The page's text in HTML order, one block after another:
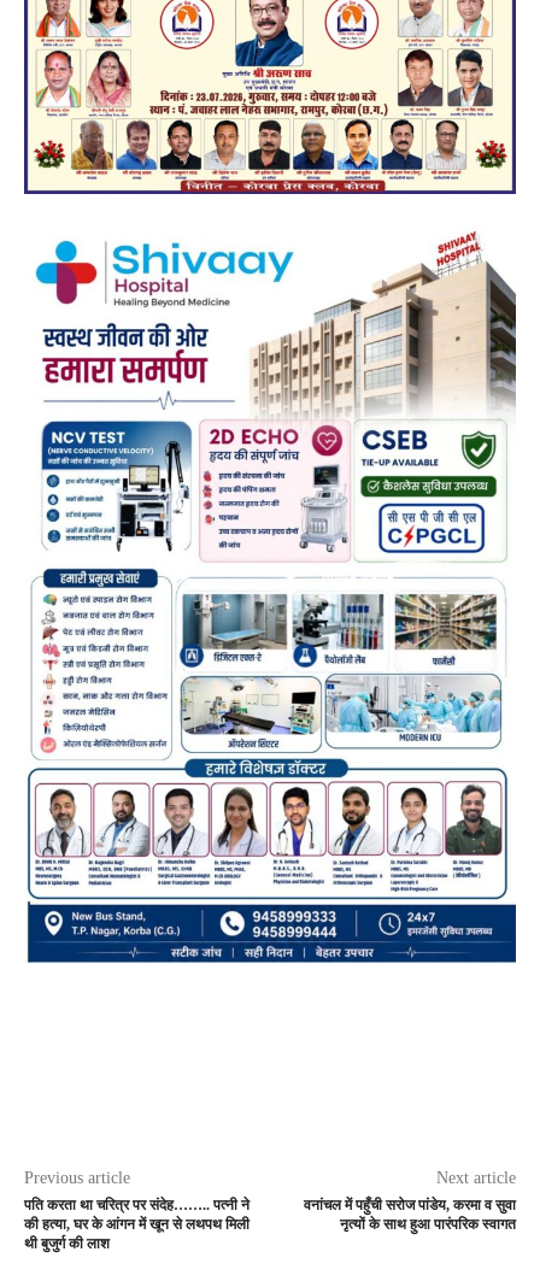
Previous article
पति करता था चरित्र पर संदेह…….. पत्नी ने
की हत्या, घर के आंगन में खून से लथपथ मिली
थी बुजुर्ग की लाश
Next article
वनांचल में पहुँची सरोज पांडेय, करमा व सुवा
नृत्यों के साथ हुआ पारंपरिक स्वागत